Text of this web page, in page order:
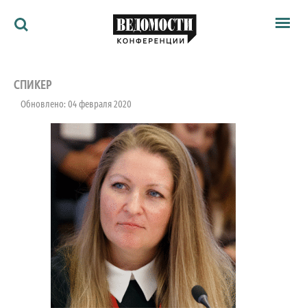
Архив
Партнёрам
Ведомости
Как потратить
Ведомости&
СПИКЕР
Обновлено: 04 февраля 2020